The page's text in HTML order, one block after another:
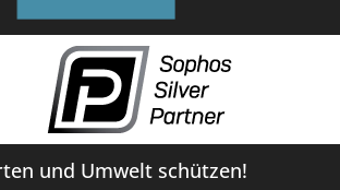
und Umwelt schützen!